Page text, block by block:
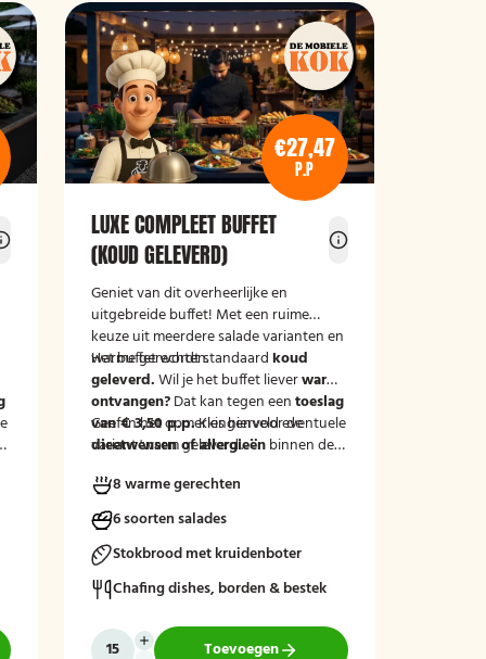
€27,47
P.P
LUXE COMPLEET BUFFET
(KOUD GELEVERD)
Geniet van dit overheerlijke en
uitgebreide buffet! Met een ruime
keuze uit meerdere salade varianten en
warme gerechten.
Het buffet wordt standaardkoud
geleverd.Wil je het buffet lieverwarm
ontvangen?Dat kan tegen eentoeslag
van € 3,50 p.p.Kies hiervoor de
variant 'warm geleverd'.
Geef in het opmerkingenveld eventuele
dieetwensen of allergieënbinnen de
mee kunnen houden.
8 warme gerechten
6 soorten salades
Stokbrood met kruidenboter
Chafing dishes, borden & bestek
Toevoegen